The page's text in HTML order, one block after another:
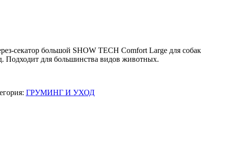
секатор большой SHOW TECH Comfort Large для собак
Подходит для большинства видов животных.
ГРУМИНГ И УХОД